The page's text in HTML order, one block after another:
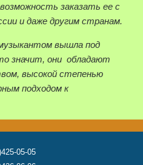
заказать ее с
и даже другим странам.
вышла под
значит, они обладают
высокой степенью
подходом к
05-05